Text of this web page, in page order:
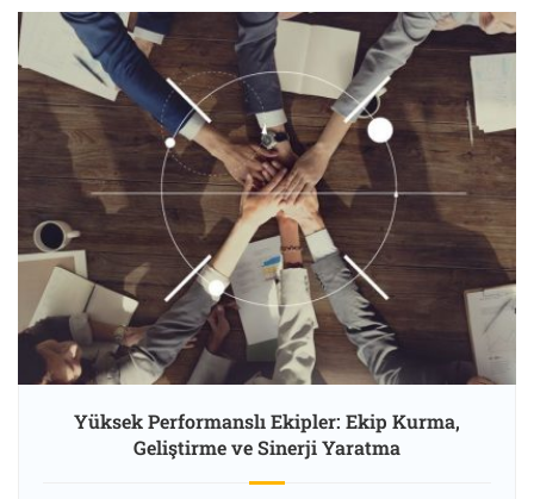
Yüksek Performanslı Ekipler: Ekip Kurma,
Geliştirme ve Sinerji Yaratma